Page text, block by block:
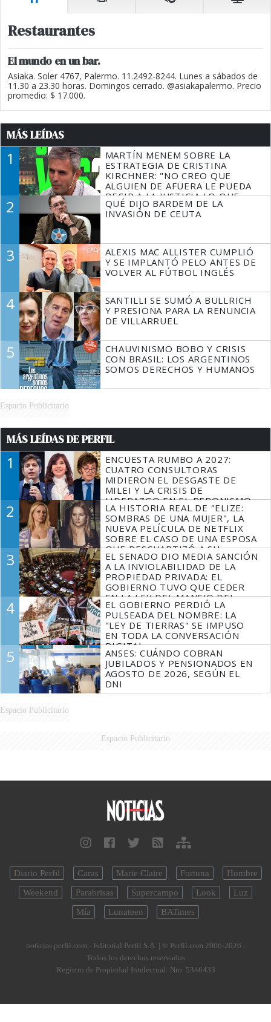
Restaurantes
El mundo en un bar.
Asiaka. Soler 4767, Palermo. 11.2492-8244. Lunes a sábados de
11.30 a 23.30 horas. Domingos cerrado. @asiakapalermo. Precio
promedio: $ 17.000.
MÁS LEÍDAS
1
MARTÍN MENEM SOBRE LA
ESTRATEGIA DE CRISTINA
KIRCHNER: "NO CREO QUE
ALGUIEN DE AFUERA LE PUEDA
DECIR A LA JUSTICIA LO QUE
TIENE QUE HACER"
2
QUÉ DIJO BARDEM DE LA
INVASIÓN DE CEUTA
3
ALEXIS MAC ALLISTER CUMPLIÓ
Y SE IMPLANTÓ PELO ANTES DE
VOLVER AL FÚTBOL INGLÉS
4
SANTILLI SE SUMÓ A BULLRICH
Y PRESIONA PARA LA RENUNCIA
DE VILLARRUEL
5
CHAUVINISMO BOBO Y CRISIS
CON BRASIL: LOS ARGENTINOS
SOMOS DERECHOS Y HUMANOS
Espacio Publicitario
MÁS LEÍDAS DE PERFIL
1
ENCUESTA RUMBO A 2027:
CUATRO CONSULTORAS
MIDIERON EL DESGASTE DE
MILEI Y LA CRISIS DE
LIDERAZGO EN EL PERONISMO
2
LA HISTORIA REAL DE "ELIZE:
SOMBRAS DE UNA MUJER", LA
NUEVA PELÍCULA DE NETFLIX
SOBRE EL CASO DE UNA ESPOSA
QUE DESCUARTIZÓ A SU
MARIDO
3
EL SENADO DIO MEDIA SANCIÓN
A LA INVIOLABILIDAD DE LA
PROPIEDAD PRIVADA: EL
GOBIERNO TUVO QUE CEDER
EN LA LEY DEL MANEJO DEL
FUEGO
4
EL GOBIERNO PERDIÓ LA
PULSEADA DEL NOMBRE: LA
"LEY DE TIERRAS" SE IMPUSO
EN TODA LA CONVERSACIÓN
DIGITAL
5
ANSES: CUÁNDO COBRAN
JUBILADOS Y PENSIONADOS EN
AGOSTO DE 2026, SEGÚN EL
DNI
Espacio Publicitario
Espacio Publicitario
Diario Perfil Caras Marie Claire Fortuna
Hombre
Weekend
Parabrisas Supercampo Look
Luz
Mía
Lunateen BATimes
noticias.perfil.com - Editorial Perfil S.A. | © Perfil.com 2006-2026 -
Todos los derechos reservados
Registro de Propiedad Intelectual: Nro. 5346433